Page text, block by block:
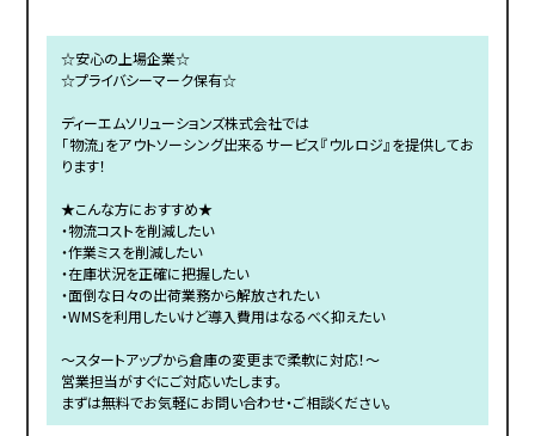
☆安心の上場企業☆
☆プライバシーマーク保有☆
ディーエムソリューションズ株式会社では
「物流」をアウトソーシング出来るサービス『ウルロジ』を提供してお
ります！
★こんな方におすすめ★
・物流コストを削減したい
・作業ミスを削減したい
・在庫状況を正確に把握したい
・面倒な日々の出荷業務から解放されたい
・WMSを利用したいけど導入費用はなるべく抑えたい
～スタートアップから倉庫の変更まで柔軟に対応！～
営業担当がすぐにご対応いたします。
まずは無料でお気軽にお問い合わせ・ご相談ください。